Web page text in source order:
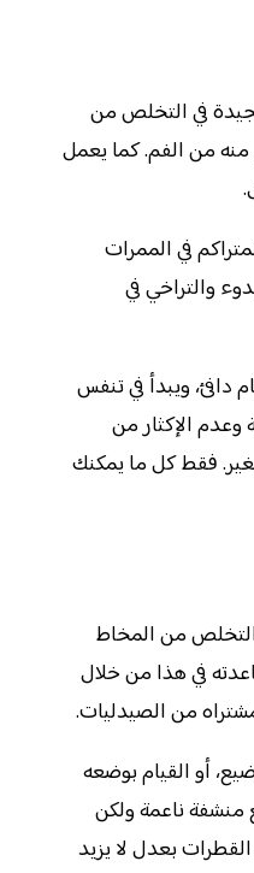
في التخلص من
من الفم. كما يعمل
في الممرات
والتراخي في
ويبدأ في تنفس
وعدم الإكثار من
فقط كل ما يمكنك
التخلص من المخاط
في هذا من خلال
من الصيدليات.
أو القيام بوضعه
منشفة ناعمة ولكن
بعدل لا يزيد